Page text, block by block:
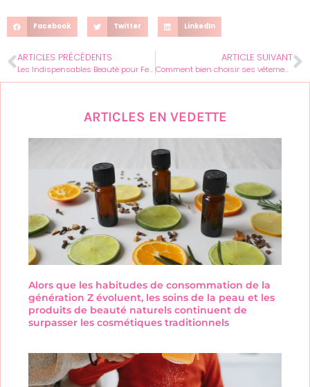
Facebook Twitter LinkedIn
ARTICLES PRÉCÉDENTS
Les Indispensables Beauté pour Femme : Produits à Adopter pour une Peau Radieuse
ARTICLE SUIVANT
Comment bien choisir ses vêtements de grossesse ?
ARTICLES EN VEDETTE
Alors que les habitudes de consommation de la
génération Z évoluent, les soins de la peau et les
produits de beauté naturels continuent de
surpasser les cosmétiques traditionnels